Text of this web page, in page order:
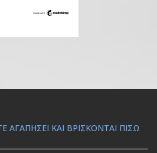
ΑΓΑΠΉΣΕΙ ΚΑΙ ΒΡΊΣΚΟΝΤΑΙ ΠΊΣΩ